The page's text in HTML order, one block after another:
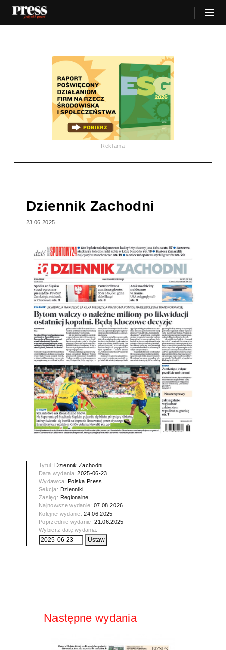
Reklama
Dziennik Zachodni
23.06.2025
Tytuł: Dziennik Zachodni
Data wydania:2025-06-23
Wydawca: Polska Press
Sekcja: Dzienniki
Zasięg: Regionalne
Najnowsze wydanie:07.08.2026
Kolejne wydanie:24.06.2025
Poprzednie wydanie:21.06.2025
Wybierz datę wydania:
Następne wydania